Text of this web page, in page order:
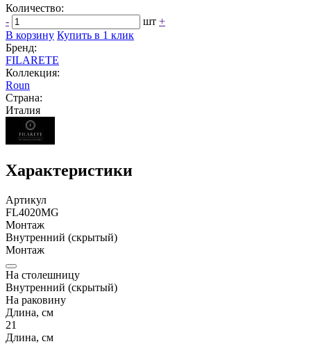
Количество:
-
шт +
В корзину Купить в 1 клик
Бренд:
FILARETE
Коллекция:
Roun
Страна:
Италия
Характеристики
Артикул
FL4020MG
Монтаж
Внутренний (скрытый)
Монтаж
На столешницу
Внутренний (скрытый)
На раковину
Длина, см
21
Длина, см